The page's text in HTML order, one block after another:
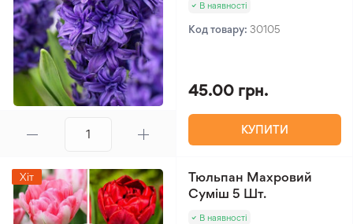
В наявності
Код товару: 30105
45.00 грн.
КУПИТИ
Хіт
Тюльпан Махровий
Суміш 5 Шт.
В наявності